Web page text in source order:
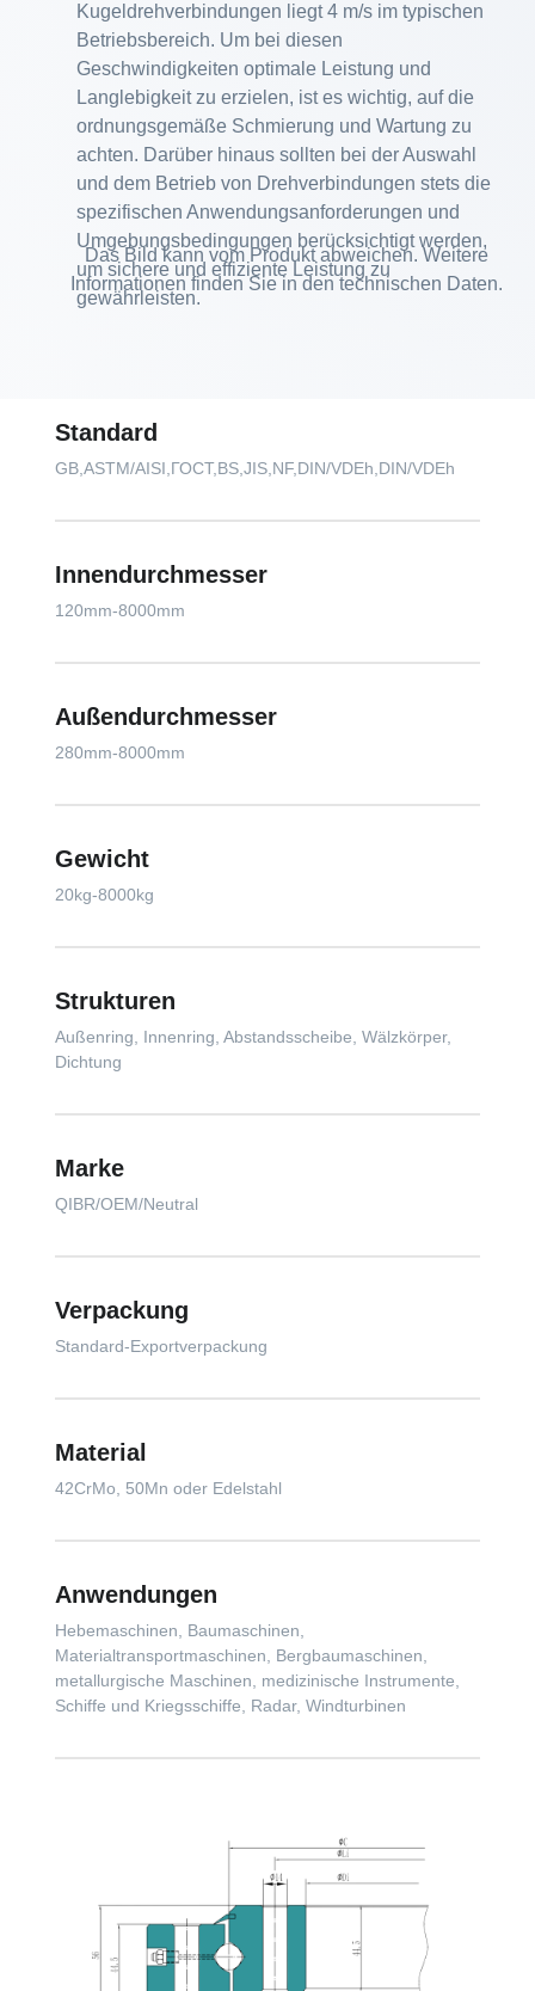
Das Bild kann vom Produkt abweichen. Weitere
Informationen finden Sie in den technischen Daten.
Kugeldrehverbindungen liegt 4 m/s im typischen
Betriebsbereich. Um bei diesen
Geschwindigkeiten optimale Leistung und
Langlebigkeit zu erzielen, ist es wichtig, auf die
ordnungsgemäße Schmierung und Wartung zu
achten. Darüber hinaus sollten bei der Auswahl
und dem Betrieb von Drehverbindungen stets die
spezifischen Anwendungsanforderungen und
Umgebungsbedingungen berücksichtigt werden,
um sichere und effiziente Leistung zu
gewährleisten.
Standard
GB,ASTM/AISI,ГОСТ,BS,JIS,NF,DIN/VDEh,DIN/VDEh
Innendurchmesser
120mm-8000mm
Außendurchmesser
280mm-8000mm
Gewicht
20kg-8000kg
Strukturen
Außenring, Innenring, Abstandsscheibe, Wälzkörper,
Dichtung
Marke
QIBR/OEM/Neutral
Verpackung
Standard-Exportverpackung
Material
42CrMo, 50Mn oder Edelstahl
Anwendungen
Hebemaschinen, Baumaschinen,
Materialtransportmaschinen, Bergbaumaschinen,
metallurgische Maschinen, medizinische Instrumente,
Schiffe und Kriegsschiffe, Radar, Windturbinen